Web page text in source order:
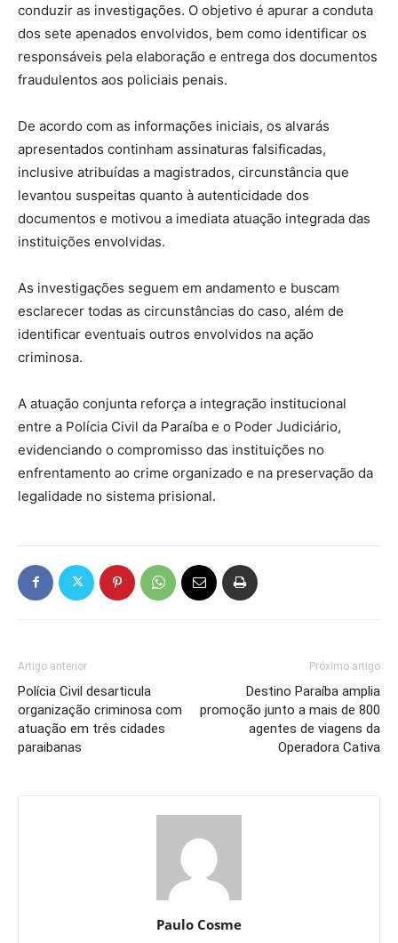
conduzir as investigações. O objetivo é apurar a conduta
dos sete apenados envolvidos, bem como identificar os
responsáveis pela elaboração e entrega dos documentos
fraudulentos aos policiais penais.
De acordo com as informações iniciais, os alvarás
apresentados continham assinaturas falsificadas,
inclusive atribuídas a magistrados, circunstância que
levantou suspeitas quanto à autenticidade dos
documentos e motivou a imediata atuação integrada das
instituições envolvidas.
As investigações seguem em andamento e buscam
esclarecer todas as circunstâncias do caso, além de
identificar eventuais outros envolvidos na ação
criminosa.
A atuação conjunta reforça a integração institucional
entre a Polícia Civil da Paraíba e o Poder Judiciário,
evidenciando o compromisso das instituições no
enfrentamento ao crime organizado e na preservação da
legalidade no sistema prisional.
Artigo anterior
Polícia Civil desarticula
organização criminosa com
atuação em três cidades
paraibanas
Próximo artigo
Destino Paraíba amplia
promoção junto a mais de 800
agentes de viagens da
Operadora Cativa
Paulo Cosme